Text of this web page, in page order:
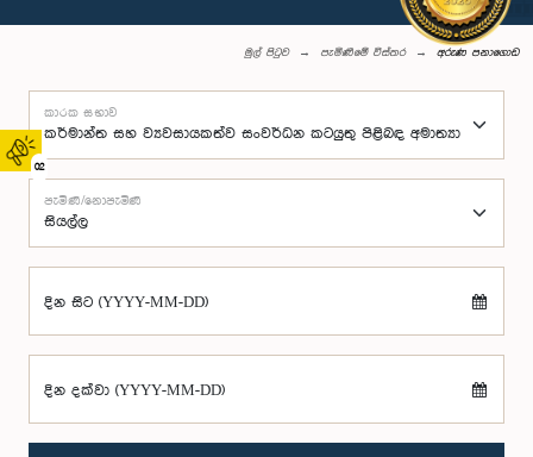
02
මුල් පිටුව පැමිණීමේ විස්තර අරුණ පනාගොඩ
කාරක සභාව
පැමිණි/නොපැමිණි
දින සිට (YYYY-MM-DD)
දින දක්වා (YYYY-MM-DD)